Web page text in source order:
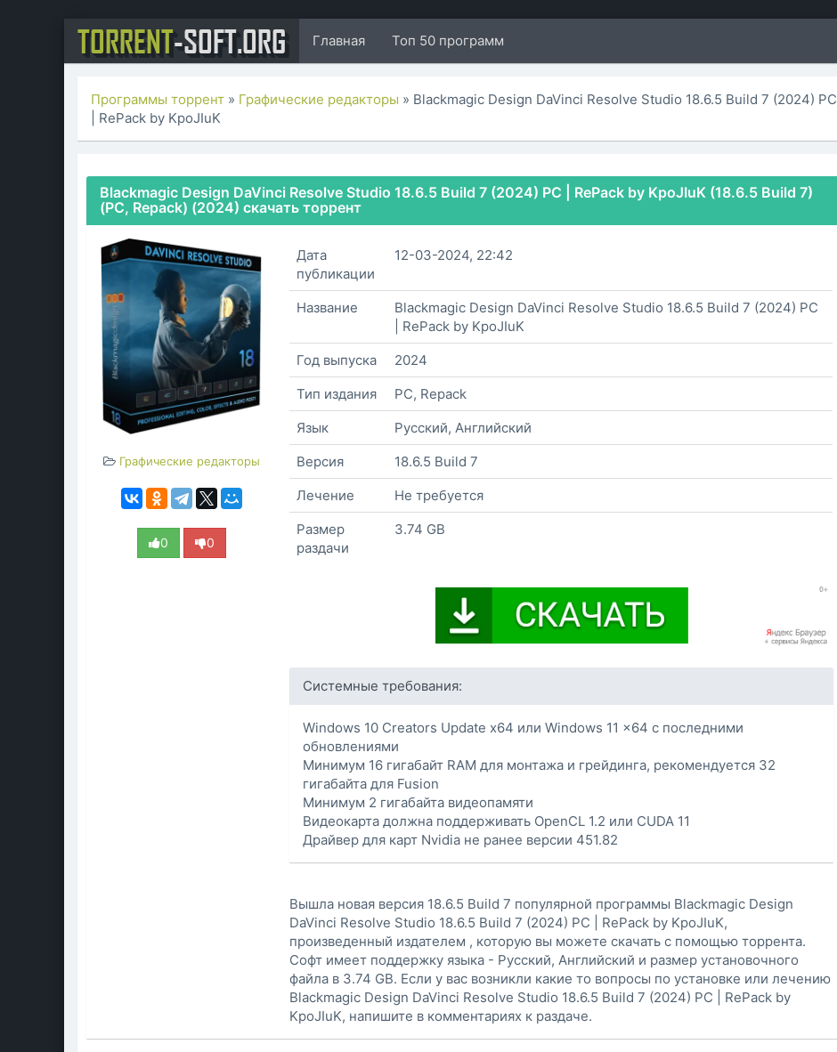
TORRENT-SOFT.ORG Главная Топ 50 программ
Программы торрент » Графические редакторы » Blackmagic Design DaVinci Resolve Studio 18.6.5 Build 7 (2024) РС
| RePack by KpoJIuK
Blackmagic Design DaVinci Resolve Studio 18.6.5 Build 7 (2024) РС | RePack by KpoJIuK (18.6.5 Build 7)
(PC, Repack) (2024) скачать торрент
Графические редакторы
0 0
Дата
публикации
12-03-2024, 22:42
Название
Blackmagic Design DaVinci Resolve Studio 18.6.5 Build 7 (2024) РС
| RePack by KpoJIuK
Год выпуска
2024
Тип издания
PC, Repack
Язык
Русский, Английский
Версия
18.6.5 Build 7
Лечение
Не требуется
Размер
раздачи
3.74 GB
Системные требования:
Windows 10 Creators Update x64 или Windows 11 x64 с последними
обновлениями
Минимум 16 гигабайт RAM для монтажа и грейдинга, рекомендуется 32
гигабайта для Fusion
Минимум 2 гигабайта видеопамяти
Видеокарта должна поддерживать OpenCL 1.2 или CUDA 11
Драйвер для карт Nvidia не ранее версии 451.82
Вышла новая версия 18.6.5 Build 7 популярной программы Blackmagic Design
DaVinci Resolve Studio 18.6.5 Build 7 (2024) РС | RePack by KpoJIuK,
произведенный издателем , которую вы можете скачать с помощью торрента.
Софт имеет поддержку языка - Русский, Английский и размер установочного
файла в 3.74 GB. Если у вас возникли какие то вопросы по установке или лечению
Blackmagic Design DaVinci Resolve Studio 18.6.5 Build 7 (2024) РС | RePack by
KpoJIuK, напишите в комментариях к раздаче.